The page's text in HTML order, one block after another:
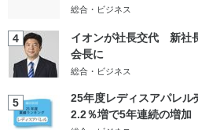
総合・ビジネス
4
イオンが社長交代 新社
会長に
総合・ビジネス
5
25年度レディスアパレ
2.2％増で5年連続の増加